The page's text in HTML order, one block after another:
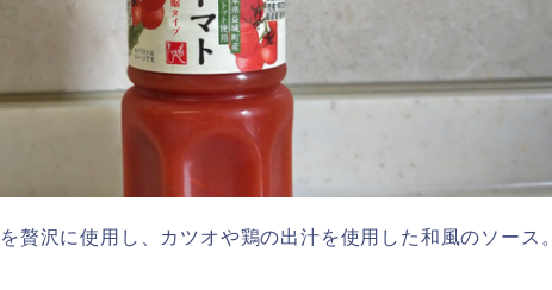
贅沢に使用し、カツオや鶏の出汁を使用した和風のソース。